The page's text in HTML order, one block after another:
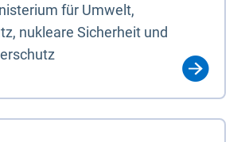
für Umwelt,
nukleare Sicherheit und